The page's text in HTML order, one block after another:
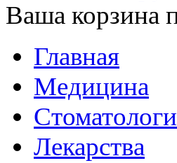
Ваша корзина
Главная
Медицина
Лекарства